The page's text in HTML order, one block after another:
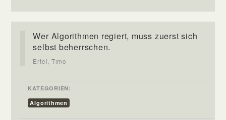
Wer Algorithmen regiert, muss zuerst sich
selbst beherrschen.
Ertel, Timo
KATEGORIEN:
Algorithmen